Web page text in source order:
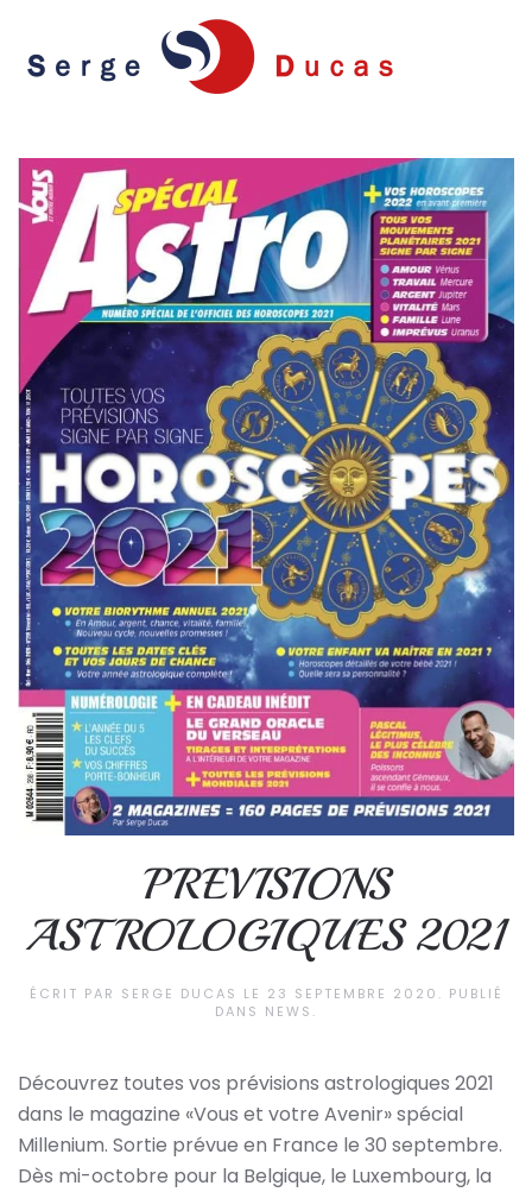
Skip to main content
PREVISIONS
ASTROLOGIQUES 2021
ÉCRIT PAR SERGE DUCAS LE 23 SEPTEMBRE 2020 . PUBLIÉ
DANS NEWS .
Découvrez toutes vos prévisions astrologiques 2021
dans le magazine «Vous et votre Avenir» spécial
Millenium. Sortie prévue en France le 30 septembre.
Dès mi-octobre pour la Belgique, le Luxembourg, la